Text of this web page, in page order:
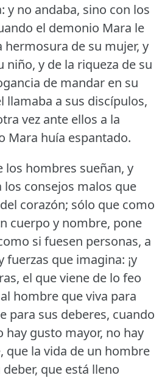
y no andaba, sino con los
el demonio Mara le
hermosura de su mujer, y
niño, y de la riqueza de su
de mandar en su
llamaba a sus discípulos,
vez ante ellos a la
Mara huía espantado.
los hombres sueñan, y
consejos malos que
corazón; sólo que como
cuerpo y nombre, pone
si fuesen personas, a
que imagina: ¡y
el que viene de lo feo
hombre que viva para
para sus deberes, cuando
hay gusto mayor, no hay
que la vida de un hombre
que está lleno